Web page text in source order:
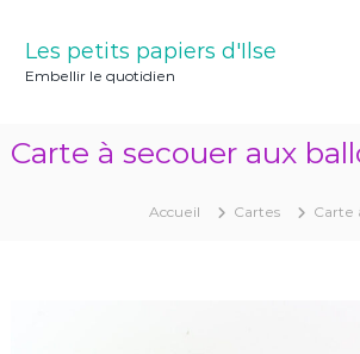
Les petits papiers d'Ilse
Embellir le quotidien
Carte à secouer aux
Accueil Cartes Carte